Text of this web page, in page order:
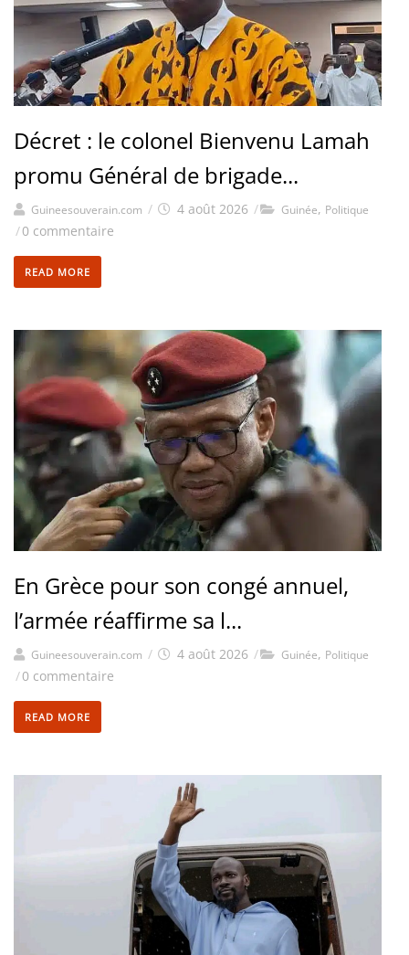
Décret : le colonel Bienvenu Lamah
promu Général de brigade...
Guineesouverain.com / 4 août 2026 / Guinée, Politique
/0 commentaire
READ MORE
En Grèce pour son congé annuel,
l’armée réaffirme sa l...
Guineesouverain.com / 4 août 2026 / Guinée, Politique
/0 commentaire
READ MORE